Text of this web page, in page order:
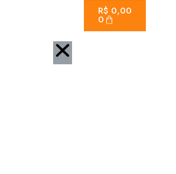
R$0,00
0